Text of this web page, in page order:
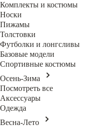
Комплекты и костюмы
Носки
Пижамы
Толстовки
Футболки и лонгсливы
Базовые модели
Спортивные костюмы
Осень-Зима
Посмотреть все
Аксессуары
Одежда
Весна-Лето